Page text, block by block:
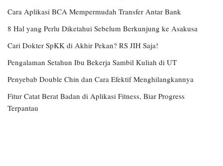
Cara Aplikasi BCA Mempermudah Transfer Antar Bank
8 Hal yang Perlu Diketahui Sebelum Berkunjung ke Asakusa
Cari Dokter SpKK di Akhir Pekan? RS JIH Saja!
Pengalaman Setahun Ibu Bekerja Sambil Kuliah di UT
Penyebab Double Chin dan Cara Efektif Menghilangkannya
Fitur Catat Berat Badan di Aplikasi Fitness, Biar Progress
Terpantau